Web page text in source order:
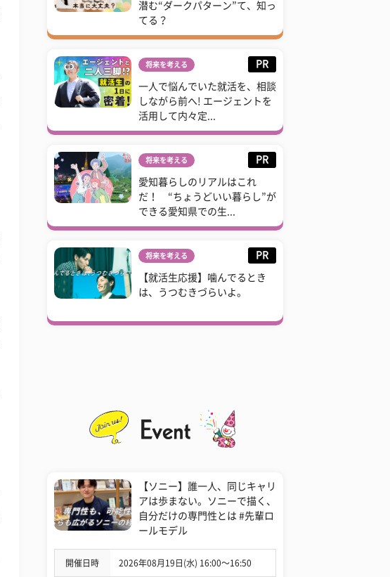
潜む“ダークパターン”て、知っ
てる？
将来を考える PR
一人で悩んでいた就活を、相談
しながら前へ! エージェントを
活用して内々定...
将来を考える PR
愛知暮らしのリアルはこれ
だ！ “ちょうどいい暮らし”が
できる愛知県での生...
将来を考える PR
【就活生応援】噛んでるとき
は、うつむきづらいよ。
【ソニー】誰一人、同じキャリ
アは歩まない。ソニーで描く、
自分だけの専門性とは #先輩ロ
ールモデル
開催日時 2026年08月19日(水) 16:00〜16:50